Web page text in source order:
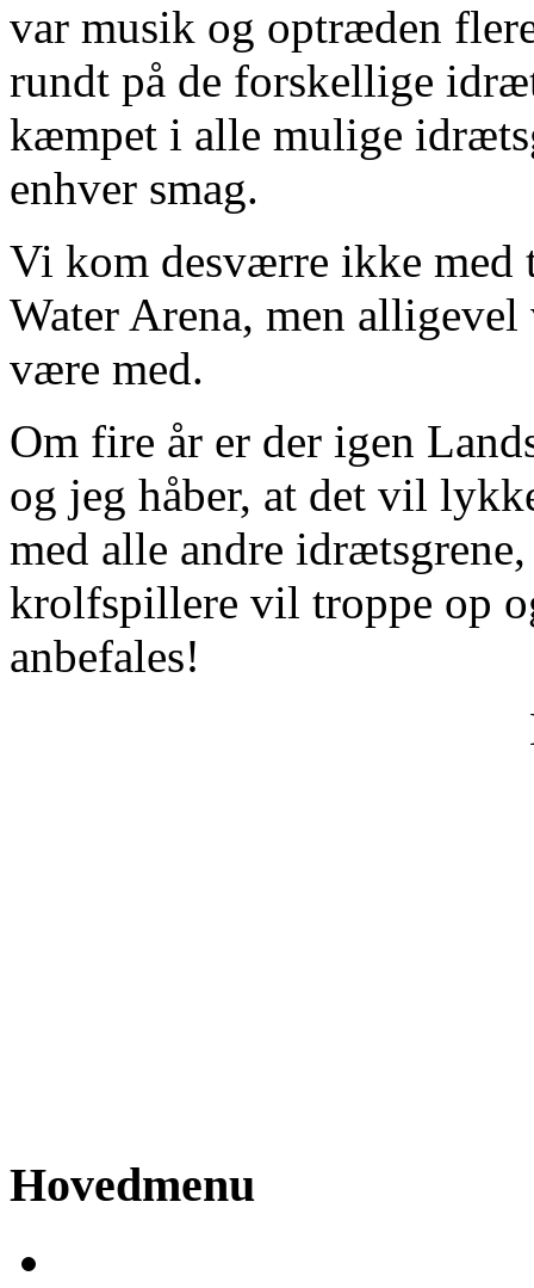
var musik og optræden
rundt på de forskellige
kæmpet i alle mulige
enhver smag.
Vi kom desværre ikke med
Water Arena, men
være med.
Om fire år er der igen
og jeg håber, at det vil
med alle andre
krolfspillere vil troppe op
anbefales!
Hovedmenu